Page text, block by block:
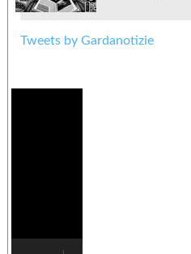
Tweets by Gardanotizie